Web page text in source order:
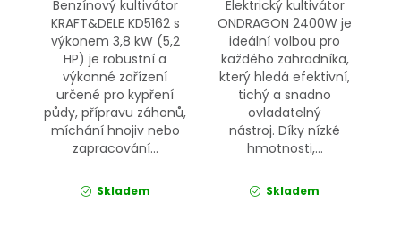
Benzínový kultivátor
KRAFT&DELE KD5162 s
výkonem 3,8 kW (5,2
HP) je robustní a
výkonné zařízení
určené pro kypření
půdy, přípravu záhonů,
míchání hnojiv nebo
zapracování...
Skladem
Elektrický kultivátor
ONDRAGON 2400W je
ideální volbou pro
každého zahradníka,
který hledá efektivní,
tichý a snadno
ovladatelný
nástroj. Díky nízké
hmotnosti,...
Skladem